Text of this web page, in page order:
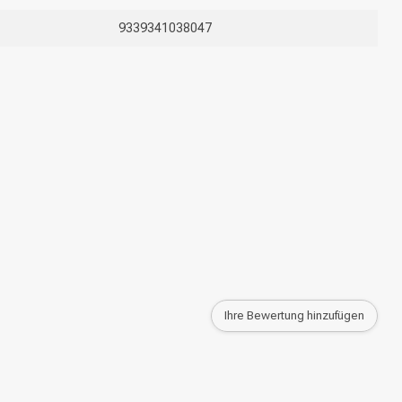
9339341038047
Ihre Bewertung hinzufügen